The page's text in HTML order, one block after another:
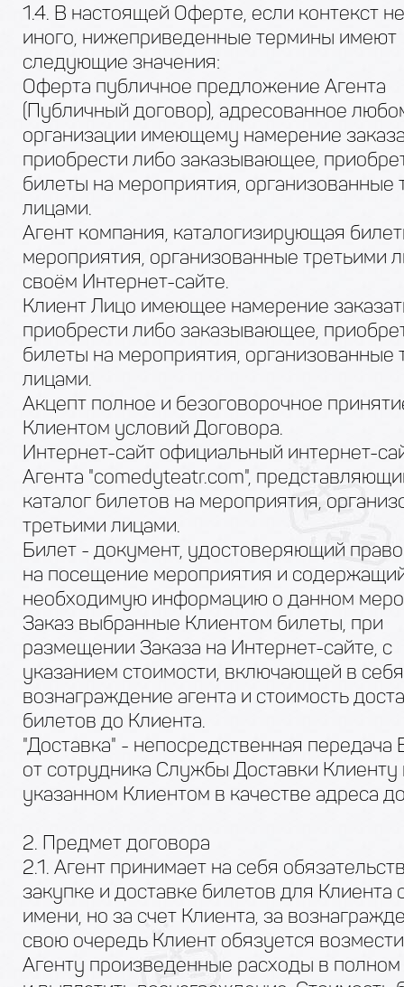
1.4. В настоящей Оферте, если контекст
иного, нижеприведенные термины имеют
следующие значения:
Оферта публичное предложение Агента
(Публичный договор), адресованное
организации имеющему намерение
приобрести либо заказывающее,
билеты на мероприятия, организованные
лицами.
Агент компания, каталогизирующая
мероприятия, организованные третьими
своём Интернет-сайте.
Клиент Лицо имеющее намерение
приобрести либо заказывающее,
билеты на мероприятия, организованные
лицами.
Акцепт полное и безоговорочное
Клиентом условий Договора.
Интернет-сайт официальный интернет-
Агента "comedyteatr.com",
каталог билетов на мероприятия,
третьими лицами.
Билет - документ, удостоверяющий
на посещение мероприятия и
необходимую информацию о данном
Заказ выбранные Клиентом билеты, при
размещении Заказа на Интернет-сайте, с
указанием стоимости, включающей в себя
вознаграждение агента и стоимость
билетов до Клиента.
"Доставка" - непосредственная передача
от сотрудника Службы Доставки Клиенту
указанном Клиентом в качестве адреса
2. Предмет договора
2.1. Агент принимает на себя
закупке и доставке билетов для Клиента
имени, но за счет Клиента, за
свою очередь Клиент обязуется
Агенту произведенные расходы в